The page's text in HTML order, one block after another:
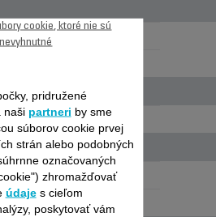
2.5 kg
2.5 kg
Štandardný
pridružené
naši partneri by sme
súborov cookie prvej
strán alebo podobných
označovaných
zhromažďovať
údajes cieľom
poskytovať vám
cookie, ktoré nie sú
nevyhnutné